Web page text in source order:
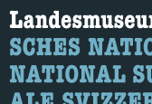
What are
Here you can search